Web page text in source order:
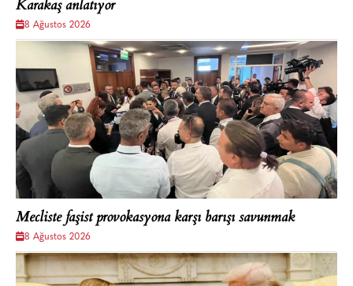
Karakaş anlatıyor
8 Ağustos 2026
Mecliste faşist provokasyona karşı barışı savunmak
8 Ağustos 2026